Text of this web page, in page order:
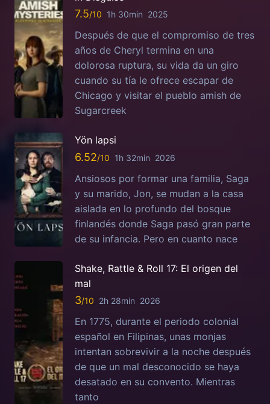
7.5 1h 30min 2025
Después de que el compromiso de tres
años de Cheryl termina en una
dolorosa ruptura, su vida da un giro
cuando su tía le ofrece escapar de
Chicago y visitar el pueblo amish de
Sugarcreek
Yön lapsi
6.52 1h 32min 2026
Ansiosos por formar una familia, Saga
y su marido, Jon, se mudan a la casa
aislada en lo profundo del bosque
finlandés donde Saga pasó gran parte
de su infancia. Pero en cuanto nace
Shake, Rattle & Roll 17: El origen del
mal
3 2h 28min 2026
En 1775, durante el periodo colonial
español en Filipinas, unas monjas
intentan sobrevivir a la noche después
de que un mal desconocido se haya
desatado en su convento. Mientras
tanto